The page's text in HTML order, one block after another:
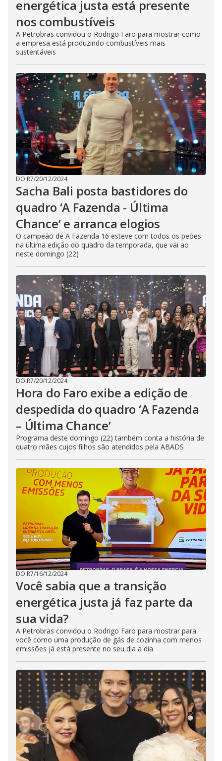
energética justa está presente
nos combustíveis
A Petrobras convidou o Rodrigo Faro para mostrar como
a empresa está produzindo combustíveis mais
sustentáveis
DO R7/20/12/2024
Sacha Bali posta bastidores do
quadro ‘A Fazenda - Última
Chance’ e arranca elogios
O campeão de A Fazenda 16 esteve com todos os peões
na última edição do quadro da temporada, que vai ao
neste domingo (22)
DO R7/20/12/2024
Hora do Faro exibe a edição de
despedida do quadro ‘A Fazenda
– Última Chance’
Programa deste domingo (22) também conta a história de
quatro mães cujos filhos são atendidos pela ABADS
DO R7/16/12/2024
Você sabia que a transição
energética justa já faz parte da
sua vida?
A Petrobras convidou o Rodrigo Faro para mostrar para
você como uma produção de gás de cozinha com menos
emissões já está presente no seu dia a dia